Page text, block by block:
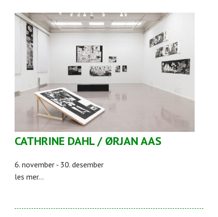
CATHRINE DAHL / ØRJAN AAS
6. november - 30. desember
les mer...